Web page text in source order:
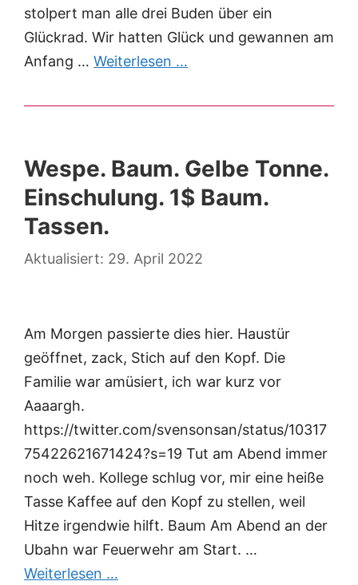
stolpert man alle drei Buden über ein
Glückrad. Wir hatten Glück und gewannen am
Anfang … Weiterlesen …
Wespe. Baum. Gelbe Tonne.
Einschulung. 1$ Baum.
Tassen.
29. April 2022
Am Morgen passierte dies hier. Haustür
geöffnet, zack, Stich auf den Kopf. Die
Familie war amüsiert, ich war kurz vor
Aaaargh.
https://twitter.com/svensonsan/status/10317
75422621671424?s=19 Tut am Abend immer
noch weh. Kollege schlug vor, mir eine heiße
Tasse Kaffee auf den Kopf zu stellen, weil
Hitze irgendwie hilft. Baum Am Abend an der
Ubahn war Feuerwehr am Start. …
Weiterlesen …